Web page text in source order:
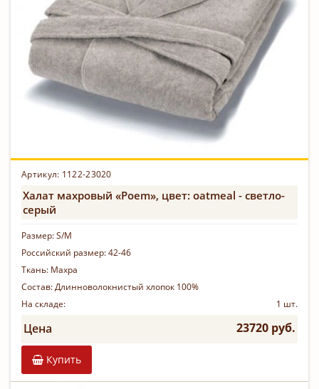
Артикул: 1122-23020
Халат махровый «Poem», цвет: oatmeal - светло-
серый
Размер:S/M
Российский размер:42-46
Ткань: Махра
Состав:Длинноволокнистый хлопок 100%
На складе:
1 шт.
Цена 23720 руб.
Купить